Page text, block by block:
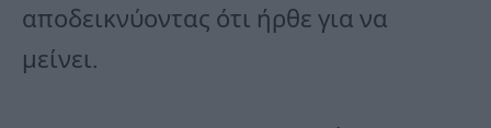
αποδεικνύοντας ότι ήρθε για να
μείνει.